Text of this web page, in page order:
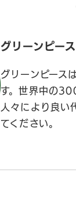
グリーンピー
グリーンピース
す。世界中の
人々により良い
てください。